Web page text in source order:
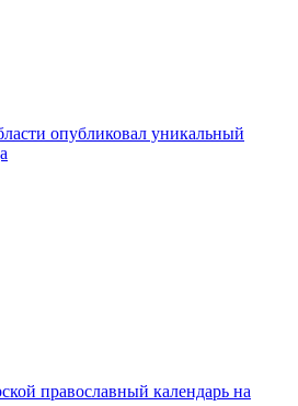
опубликовал уникальный
православный календарь на